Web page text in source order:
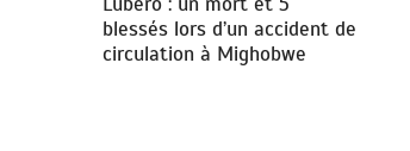
blessés lors d’un accident de
circulation à Mighobwe